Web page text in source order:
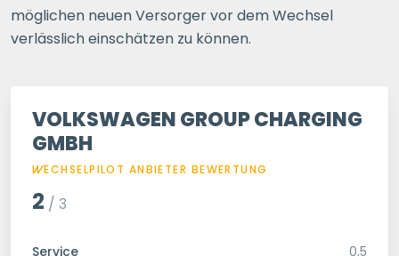
möglichen neuen Versorger vor dem Wechsel
verlässlich einschätzen zu können.
VOLKSWAGEN GROUP CHARGING
GMBH
WECHSELPILOT ANBIETER BEWERTUNG
2 / 3
Service 0,5